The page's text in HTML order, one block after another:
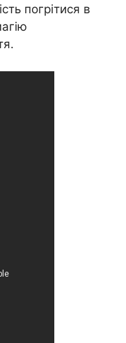
погрітися в